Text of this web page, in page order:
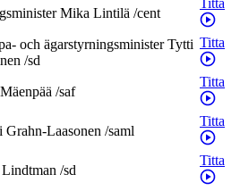
Mika Lintilä /cent
Titta
och ägarstyrningsminister Tytti
/sd
Titta
Mäenpää /saf
Titta
Grahn-Laasonen /saml
Titta
Lindtman /sd
Titta